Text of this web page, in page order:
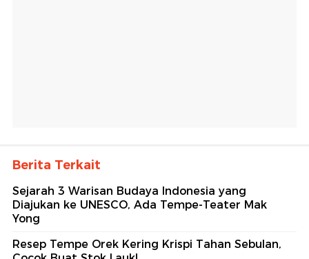
Berita Terkait
Sejarah 3 Warisan Budaya Indonesia yang
Diajukan ke UNESCO, Ada Tempe-Teater Mak
Yong
Resep Tempe Orek Kering Krispi Tahan Sebulan,